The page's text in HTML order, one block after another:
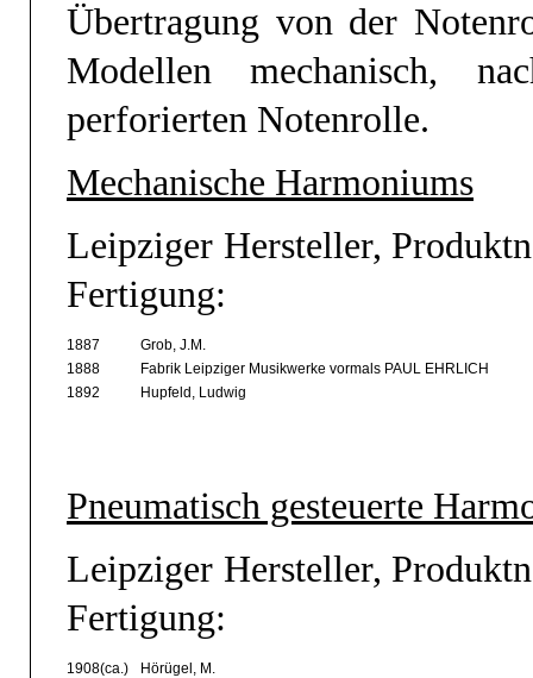
Übertragung von der
Modellen mechanisch,
perforierten Notenrolle.
Mechanische Harmoniums
Leipziger Hersteller,
Fertigung:
1887
Grob, J.M.
1888
Fabrik Leipziger Musikwerke vormals PAUL EHRLICH
1892
Hupfeld, Ludwig
Pneumatisch gesteuerte
Leipziger Hersteller,
Fertigung:
1908(ca.)
Hörügel, M.